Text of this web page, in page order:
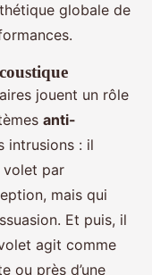
globale de
jouent un rôle
anti-
intrusions : il
volet par
mais qui
Et puis, il
agit comme
ou près d’une